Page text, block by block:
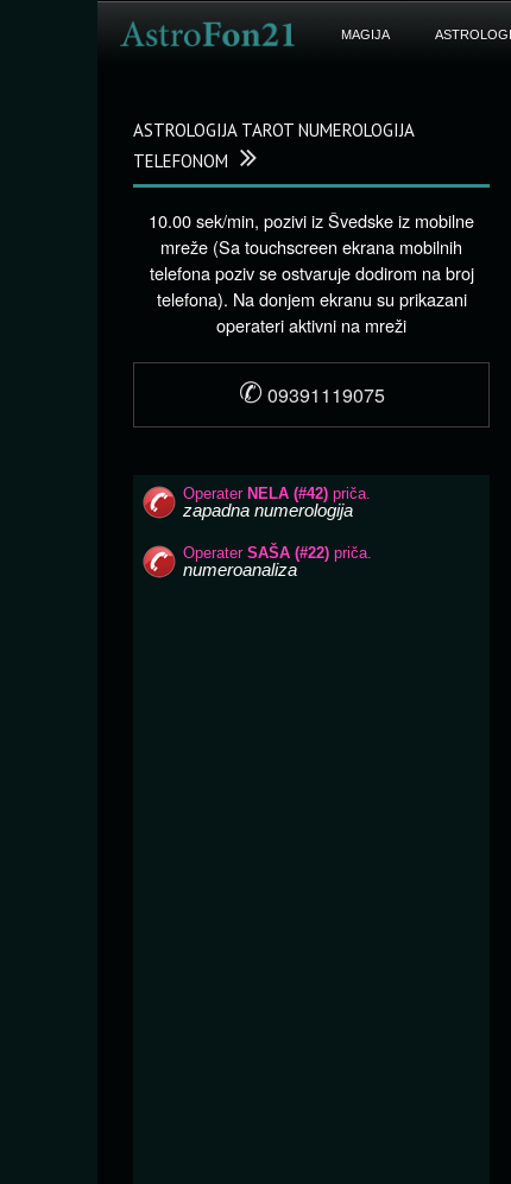
MAGIJA
ASTROLOGIJA TAROT NUMEROLOGIJA
TELEFONOM
10.00 sek/min, pozivi iz Švedske iz mobilne
mreže (Sa touchscreen ekrana mobilnih
telefona poziv se ostvaruje dodirom na broj
telefona). Na donjem ekranu su prikazani
operateri aktivni na mreži
✆ 09391119075